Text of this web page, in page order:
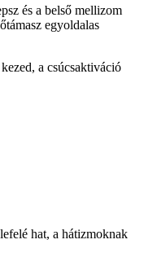
és a belső mellizom
egyoldalas
a csúcsaktiváció
hat, a hátizmoknak